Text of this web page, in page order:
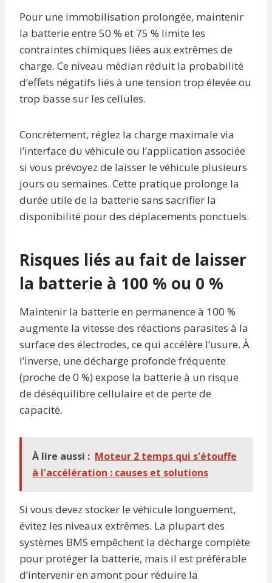
Pour une immobilisation prolongée, maintenir
la batterie entre 50 % et 75 % limite les
contraintes chimiques liées aux extrêmes de
charge. Ce niveau médian réduit la probabilité
d’effets négatifs liés à une tension trop élevée ou
trop basse sur les cellules.
Concrètement, réglez la charge maximale via
l’interface du véhicule ou l’application associée
si vous prévoyez de laisser le véhicule plusieurs
jours ou semaines. Cette pratique prolonge la
durée utile de la batterie sans sacrifier la
disponibilité pour des déplacements ponctuels.
Risques liés au fait de laisser
la batterie à 100 % ou 0 %
Maintenir la batterie en permanence à 100 %
augmente la vitesse des réactions parasites à la
surface des électrodes, ce qui accélère l’usure. À
l’inverse, une décharge profonde fréquente
(proche de 0 %) expose la batterie à un risque
de déséquilibre cellulaire et de perte de
capacité.
À lire aussi : Moteur 2 temps qui s'étouffe
à l'accélération : causes et solutions
Si vous devez stocker le véhicule longuement,
évitez les niveaux extrêmes. La plupart des
systèmes BMS empêchent la décharge complète
pour protéger la batterie, mais il est préférable
d’intervenir en amont pour réduire la